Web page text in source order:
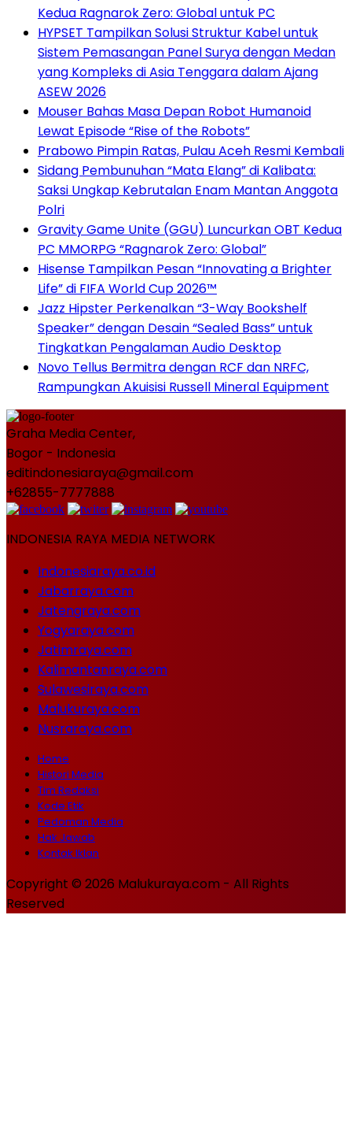
Kedua Ragnarok Zero: Global untuk PC
HYPSET Tampilkan Solusi Struktur Kabel untuk
Sistem Pemasangan Panel Surya dengan Medan
yang Kompleks di Asia Tenggara dalam Ajang
ASEW 2026
Mouser Bahas Masa Depan Robot Humanoid
Lewat Episode “Rise of the Robots”
Prabowo Pimpin Ratas, Pulau Aceh Resmi Kembali
Sidang Pembunuhan “Mata Elang” di Kalibata:
Saksi Ungkap Kebrutalan Enam Mantan Anggota
Polri
Gravity Game Unite (GGU) Luncurkan OBT Kedua
PC MMORPG “Ragnarok Zero: Global”
Hisense Tampilkan Pesan “Innovating a Brighter
Life” di FIFA World Cup 2026™
Jazz Hipster Perkenalkan “3-Way Bookshelf
Speaker” dengan Desain “Sealed Bass” untuk
Tingkatkan Pengalaman Audio Desktop
Novo Tellus Bermitra dengan RCF dan NRFC,
Rampungkan Akuisisi Russell Mineral Equipment
Graha Media Center,
Bogor - Indonesia
editindonesiaraya@gmail.com
+62855-7777888
INDONESIA RAYA MEDIA NETWORK
Indonesiaraya.co.id
Jabarraya.com
Jatengraya.com
Yogyaraya.com
Jatimraya.com
Kalimantanraya.com
Sulawesiraya.com
Malukuraya.com
Nusraraya.com
Home
Histori Media
Tim Redaksi
Kode Etik
Pedoman Media
Hak Jawab
Kontak Iklan
Copyright © 2026 Malukuraya.com - All Rights
Reserved